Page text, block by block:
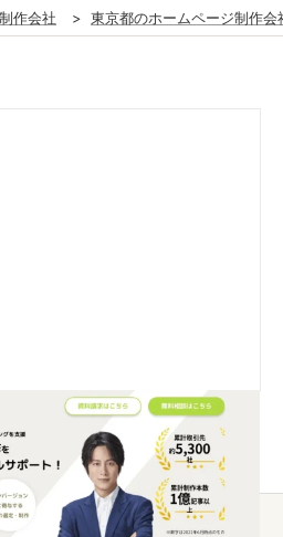
作会社 > 東京都のホームページ制作会
マーケティングサービスを提供す
グページ制作を行いました。